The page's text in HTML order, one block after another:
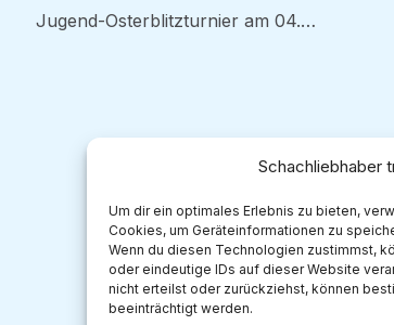
Schachliebhaber
Um dir ein optimales Erlebnis zu bieten,
Cookies, um Geräteinformationen zu
Wenn du diesen Technologien zustimmst,
oder eindeutige IDs auf dieser Website
nicht erteilst oder zurückziehst, können
beeinträchtigt werden.
Jugend-Osterblitzturnier am 04.04.2026